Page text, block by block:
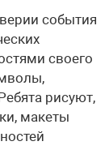
события
своего
рисуют,
макеты